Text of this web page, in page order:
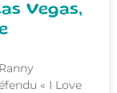
Vegas,
« I Love